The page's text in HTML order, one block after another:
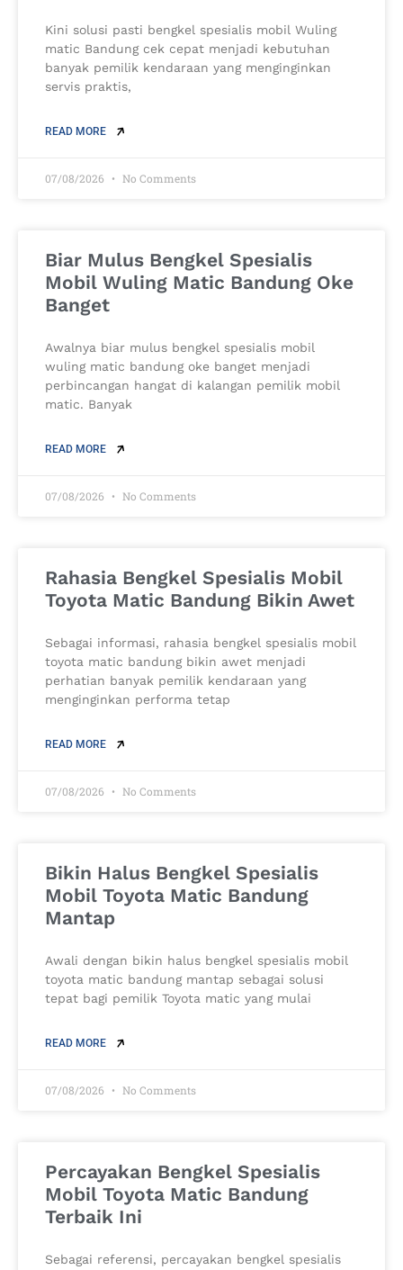
Kini solusi pasti bengkel spesialis mobil Wuling
matic Bandung cek cepat menjadi kebutuhan
banyak pemilik kendaraan yang menginginkan
servis praktis,
READ MORE
07/08/2026 No Comments
Biar Mulus Bengkel Spesialis
Mobil Wuling Matic Bandung Oke
Banget
Awalnya biar mulus bengkel spesialis mobil
wuling matic bandung oke banget menjadi
perbincangan hangat di kalangan pemilik mobil
matic. Banyak
READ MORE
07/08/2026 No Comments
Rahasia Bengkel Spesialis Mobil
Toyota Matic Bandung Bikin Awet
Sebagai informasi, rahasia bengkel spesialis mobil
toyota matic bandung bikin awet menjadi
perhatian banyak pemilik kendaraan yang
menginginkan performa tetap
READ MORE
07/08/2026 No Comments
Bikin Halus Bengkel Spesialis
Mobil Toyota Matic Bandung
Mantap
Awali dengan bikin halus bengkel spesialis mobil
toyota matic bandung mantap sebagai solusi
tepat bagi pemilik Toyota matic yang mulai
READ MORE
07/08/2026 No Comments
Percayakan Bengkel Spesialis
Mobil Toyota Matic Bandung
Terbaik Ini
Sebagai referensi, percayakan bengkel spesialis